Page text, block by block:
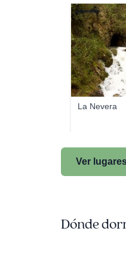
La Nevera
panoramio
Ver
Dónde